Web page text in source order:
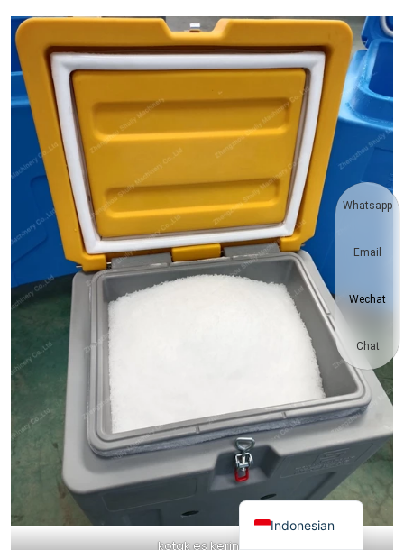
kotak es kering
Indonesian
English
Arabic
French
German
Portuguese
Russian
Spanish
Chinese
Hindi
Korean
Japanese
Vietnamese
Thai
Turkish
Swahili
Urdu
Greek
Whatsapp
Email
Wechat
Chat